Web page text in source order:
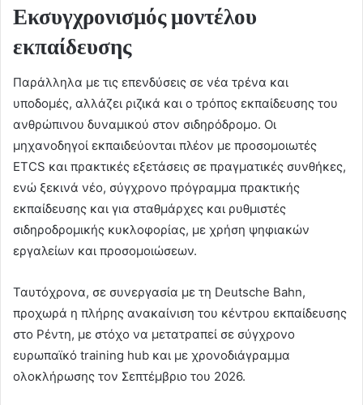
Εκσυγχρονισμός μοντέλου
εκπαίδευσης
Παράλληλα με τις επενδύσεις σε νέα τρένα και
υποδομές, αλλάζει ριζικά και ο τρόπος εκπαίδευσης του
ανθρώπινου δυναμικού στον σιδηρόδρομο. Οι
μηχανοδηγοί εκπαιδεύονται πλέον με προσομοιωτές
ETCS και πρακτικές εξετάσεις σε πραγματικές συνθήκες,
ενώ ξεκινά νέο, σύγχρονο πρόγραμμα πρακτικής
εκπαίδευσης και για σταθμάρχες και ρυθμιστές
σιδηροδρομικής κυκλοφορίας, με χρήση ψηφιακών
εργαλείων και προσομοιώσεων.
Ταυτόχρονα, σε συνεργασία με τη Deutsche Bahn,
προχωρά η πλήρης ανακαίνιση του κέντρου εκπαίδευσης
στο Ρέντη, με στόχο να μετατραπεί σε σύγχρονο
ευρωπαϊκό training hub και με χρονοδιάγραμμα
ολοκλήρωσης τον Σεπτέμβριο του 2026.